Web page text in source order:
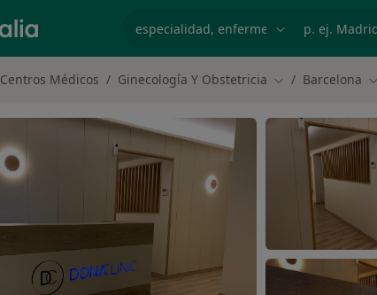
Centros Médicos Ginecología Y Obstetricia Cambiar de ciudad
Barcelona